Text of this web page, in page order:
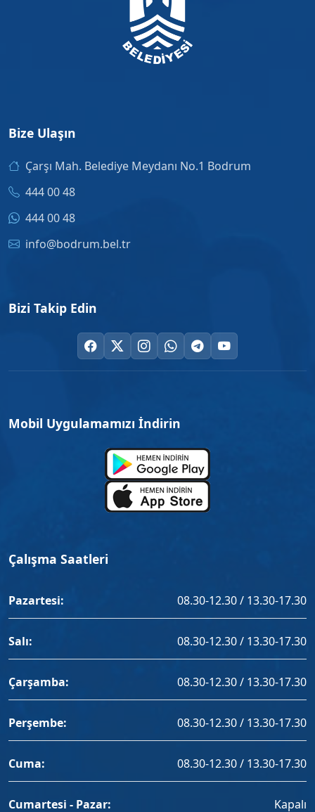
Bize Ulaşın
Çarşı Mah. Belediye Meydanı No.1 Bodrum
444 00 48
444 00 48
info@bodrum.bel.tr
Bizi Takip Edin
Mobil Uygulamamızı İndirin
Çalışma Saatleri
Pazartesi: 08.30-12.30 / 13.30-17.30
Salı: 08.30-12.30 / 13.30-17.30
Çarşamba: 08.30-12.30 / 13.30-17.30
Perşembe: 08.30-12.30 / 13.30-17.30
Cuma: 08.30-12.30 / 13.30-17.30
Cumartesi - Pazar: Kapalı